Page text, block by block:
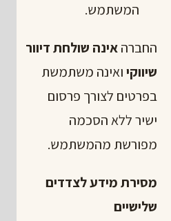
המשתמש.
החברהאינה שולחת דיוור
שיווקיואינה משתמשת
בפרטים לצורך פרסום
ישיר ללא הסכמה
מפורשת מהמשתמש.
מסירת מידע לצדדים
שלישיים